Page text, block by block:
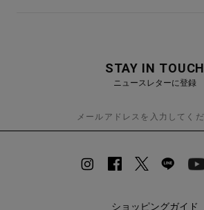
STAY IN TOUCH
ニュースレターに登録
ショッピングガイド